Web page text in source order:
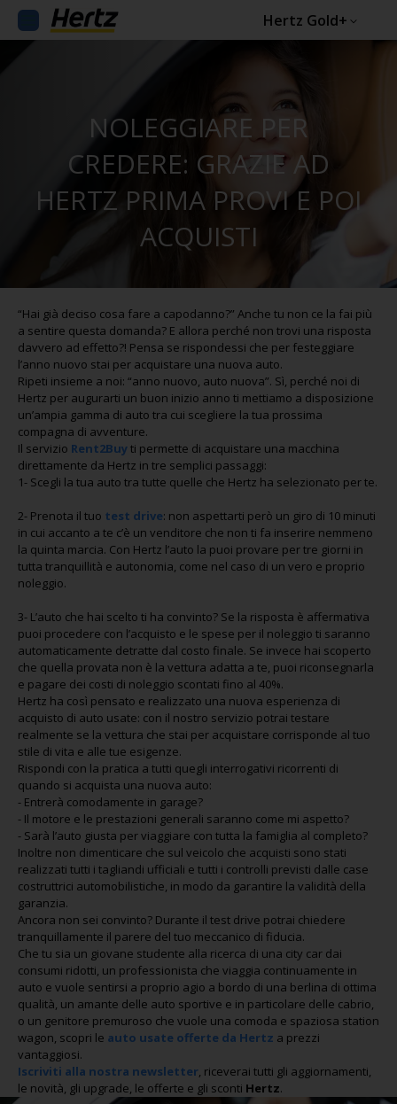
Hertz Gold+
NOLEGGIARE PER
CREDERE: GRAZIE AD
HERTZ PRIMA PROVI E POI
ACQUISTI
“Hai già deciso cosa fare a capodanno?” Anche tu non ce la fai più
a sentire questa domanda? E allora perché non trovi una risposta
davvero ad effetto?! Pensa se rispondessi che per festeggiare
l’anno nuovo stai per acquistare una nuova auto.
Ripeti insieme a noi: “anno nuovo, auto nuova”. Sì, perché noi di
Hertz per augurarti un buon inizio anno ti mettiamo a disposizione
un’ampia gamma di auto tra cui scegliere la tua prossima
compagna di avventure.
Il servizio Rent2Buyti permette di acquistare una macchina
direttamente da Hertz in tre semplici passaggi:
1- Scegli la tua auto tra tutte quelle che Hertz ha selezionato per te.
2- Prenota il tuo test drive: non aspettarti però un giro di 10 minuti
in cui accanto a te c’è un venditore che non ti fa inserire nemmeno
la quinta marcia. Con Hertz l’auto la puoi provare per tre giorni in
tutta tranquillità e autonomia, come nel caso di un vero e proprio
noleggio.
3- L’auto che hai scelto ti ha convinto? Se la risposta è affermativa
puoi procedere con l’acquisto e le spese per il noleggio ti saranno
automaticamente detratte dal costo finale. Se invece hai scoperto
che quella provata non è la vettura adatta a te, puoi riconsegnarla
e pagare dei costi di noleggio scontati fino al 40%.
Hertz ha così pensato e realizzato una nuova esperienza di
acquisto di auto usate: con il nostro servizio potrai testare
realmente se la vettura che stai per acquistare corrisponde al tuo
stile di vita e alle tue esigenze.
Rispondi con la pratica a tutti quegli interrogativi ricorrenti di
quando si acquista una nuova auto:
- Entrerà comodamente in garage?
- Il motore e le prestazioni generali saranno come mi aspetto?
- Sarà l’auto giusta per viaggiare con tutta la famiglia al completo?
Inoltre non dimenticare che sul veicolo che acquisti sono stati
realizzati tutti i tagliandi ufficiali e tutti i controlli previsti dalle case
costruttrici automobilistiche, in modo da garantire la validità della
garanzia.
Ancora non sei convinto? Durante il test drive potrai chiedere
tranquillamente il parere del tuo meccanico di fiducia.
Che tu sia un giovane studente alla ricerca di una city car dai
consumi ridotti, un professionista che viaggia continuamente in
auto e vuole sentirsi a proprio agio a bordo di una berlina di ottima
qualità, un amante delle auto sportive e in particolare delle cabrio,
o un genitore premuroso che vuole una comoda e spaziosa station
wagon, scopri le auto usate offerte da Hertz a prezzi
vantaggiosi.
Iscriviti alla nostra newsletter, riceverai tutti gli aggiornamenti,
le novità, gli upgrade, le offerte e gli sconti Hertz.